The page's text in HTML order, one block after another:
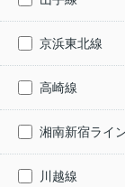
京浜東北線
高崎線
湘南新宿ライ
川越線